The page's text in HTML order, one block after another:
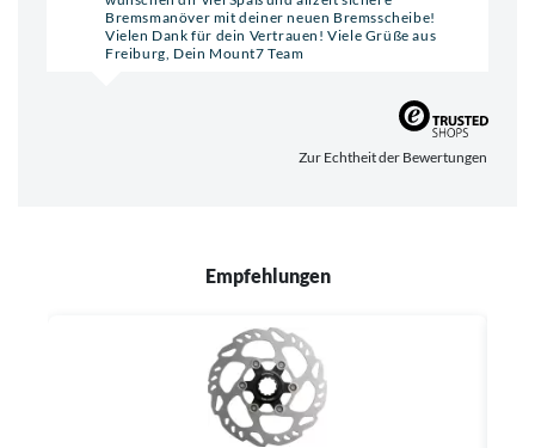
Bremsmanöver mit deiner neuen Bremsscheibe!
Vielen Dank für dein Vertrauen! Viele Grüße aus
Freiburg, Dein Mount7 Team
Zur Echtheit der Bewertungen
Empfehlungen